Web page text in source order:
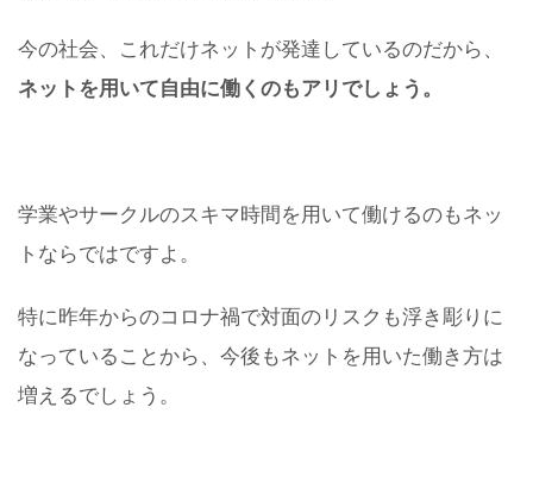
今の社会、これだけネットが発達しているのだから、
ネットを用いて自由に働くのもアリでしょう。
学業やサークルのスキマ時間を用いて働けるのもネッ
トならではですよ。
特に昨年からのコロナ禍で対面のリスクも浮き彫りに
なっていることから、今後もネットを用いた働き方は
増えるでしょう。